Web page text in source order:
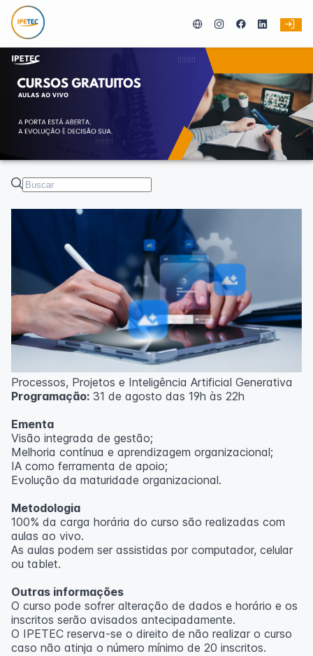
Processos, Projetos e Inteligência Artificial Generativa
Programação: 31 de agosto das 19h às 22h
Ementa
Visão integrada de gestão;
Melhoria contínua e aprendizagem organizacional;
IA como ferramenta de apoio;
Evolução da maturidade organizacional.
Metodologia
100% da carga horária do curso são realizadas com
aulas ao vivo.
As aulas podem ser assistidas por computador, celular
ou tablet.
Outras informações
O curso pode sofrer alteração de dados e horário e os
inscritos serão avisados ​​antecipadamente.
O IPETEC reserva-se o direito de não realizar o curso
caso não atinja o número mínimo de 20 inscritos.